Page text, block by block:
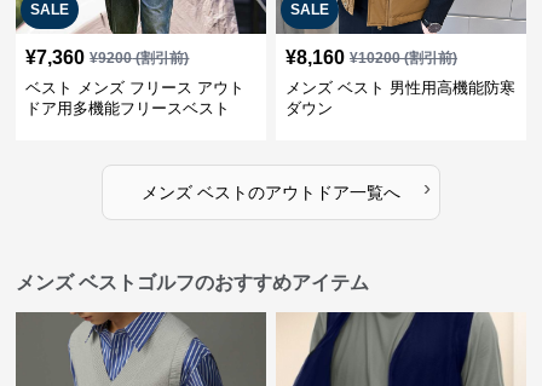
SALE
¥7,360 ¥9200(割引前)
ベスト メンズ フリース アウト
ドア用多機能フリースベスト
SALE
¥8,160 ¥10200(割引前)
メンズ ベスト 男性用高機能防寒
ダウン
メンズ ベストのアウトドア一覧へ ›
メンズ ベストゴルフのおすすめアイテム